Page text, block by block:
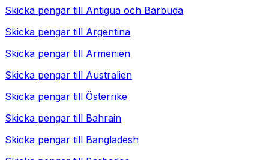
Skicka pengar till Antigua och Barbuda
Skicka pengar till Argentina
Skicka pengar till Armenien
Skicka pengar till Australien
Skicka pengar till Österrike
Skicka pengar till Bahrain
Skicka pengar till Bangladesh